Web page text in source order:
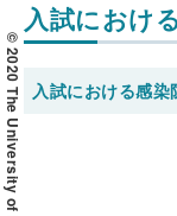
入試におけ
入試における感染